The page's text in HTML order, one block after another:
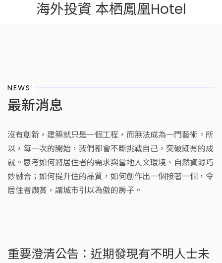
海外投資 本栖鳳凰Hotel
NEWS
最新消息
沒有創新，建築就只是一個工程，而無法成為一門藝術。所
以，每一次的開始，我們都會不斷挑戰自己，突破既有的成
就。思考如何將居住者的需求與當地人文環境、自然資源巧
妙融合；如何提升住的品質，如何創作出一個接著一個，令
居住者讚賞，讓城市引以為傲的房子。
重要澄清公告：近期發現有不明人士未